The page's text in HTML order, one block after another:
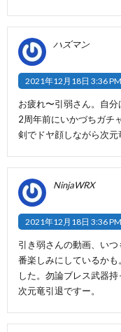
ハズマン
2021年12月18日 3:36 PM
お疲れ〜引弱さん。自分
2周年前にいかづちガチ
剣でドヤ顔しながら次
NinjaWRX
2021年12月18日 3:36 PM
引き弱さんの動画、い
番楽しみにしているか
した。勿論ブレス武器
次元竜引退ですー。